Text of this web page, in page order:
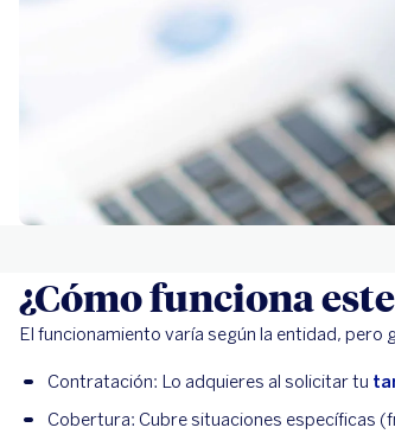
¿Cómo funciona
El funcionamiento varía según la entidad, pero
Contratación: Lo adquieres al solicitar tu
Cobertura: Cubre situaciones específicas